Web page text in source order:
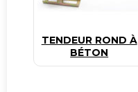
TENDEUR ROND À
BÉTON